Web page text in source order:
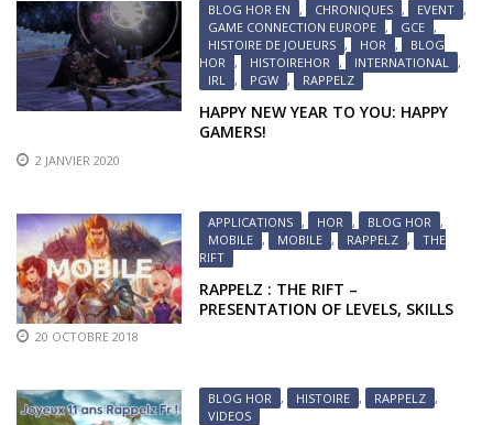
BLOG HOR EN , CHRONIQUES , EVENT ,
GAME CONNECTION EUROPE , GCE ,
HISTOIRE DE JOUEURS , HOR ,
BLOG
HOR , HISTOIREHOR , INTERNATIONAL ,
IRL , PGW , RAPPELZ
HAPPY NEW YEAR TO YOU: HAPPY
GAMERS!
2 JANVIER 2020
APPLICATIONS , HOR , BLOG HOR
,
MOBILE , MOBILE , RAPPELZ ,
THE
RIFT
RAPPELZ : THE RIFT –
PRESENTATION OF LEVELS, SKILLS
20 OCTOBRE 2018
BLOG HOR , HISTOIRE , RAPPELZ ,
VIDEOS